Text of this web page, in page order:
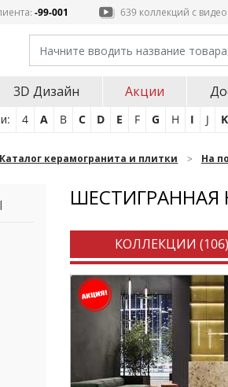
-99-001 639 коллекций с видео
3D Дизайн Акции
4 A B C D E F G H I J K
Каталог керамогранита и плитки На
КОЛЛЕКЦИИ (106)